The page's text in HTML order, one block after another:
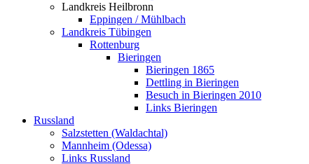
Landkreis Heilbronn
Eppingen / Mühlbach
Landkreis Tübingen
Rottenburg
Bieringen
Bieringen 1865
Dettling in Bieringen
Besuch in Bieringen 2010
Links Bieringen
Russland
Salzstetten (Waldachtal)
Mannheim (Odessa)
Links Russland